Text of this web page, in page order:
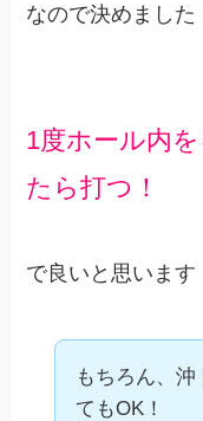
なので決めました
1度ホール内
たら打つ！
で良いと思います
もちろん、
てもOK！